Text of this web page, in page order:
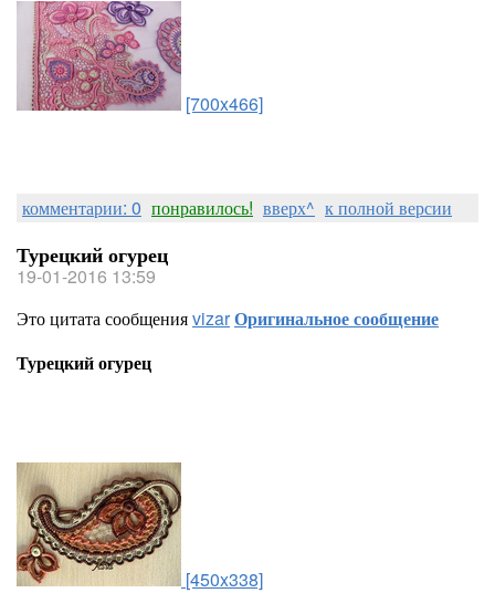
[700x466]
комментарии: 0 понравилось! вверх^ к полной версии
Турецкий огурец
19-01-2016 13:59
Это цитата сообщенияvizarОригинальное сообщение
Турецкий огурец
[450x338]